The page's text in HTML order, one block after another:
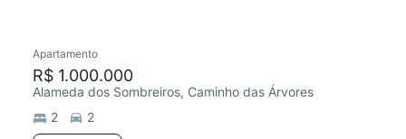
Apartamento
R$ 1.000.000
Alameda dos Sombreiros, Caminho das Árvores
2
2